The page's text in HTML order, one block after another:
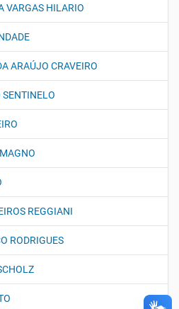
VARGAS HILARIO
ARAÚJO CRAVEIRO
REGGIANI
RODRIGUES